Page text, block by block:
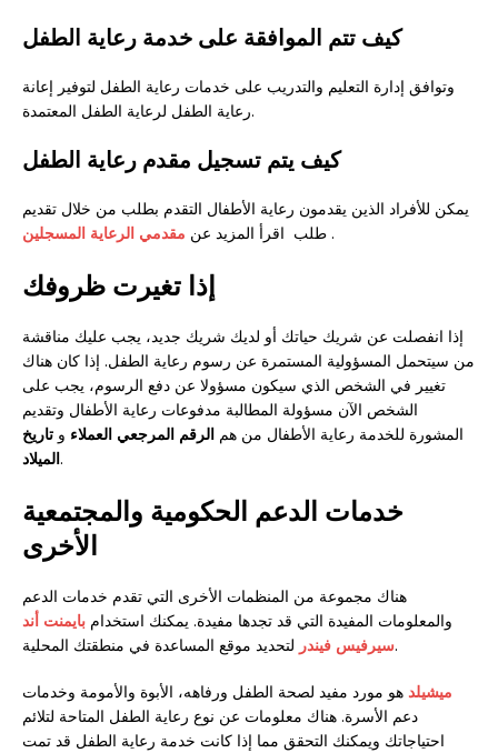
كيف تتم الموافقة على خدمة رعاية الطفل
وتوافق إدارة التعليم والتدريب على خدمات رعاية الطفل لتوفير إعانة
رعاية الطفل لرعاية الطفل المعتمدة.
كيف يتم تسجيل مقدم رعاية الطفل
يمكن للأفراد الذين يقدمون رعاية الأطفال التقدم بطلب من خلال تقديم
طلب اقرأ المزيد عن مقدمي الرعاية المسجلين .
إذا تغيرت ظروفك
إذا انفصلت عن شريك حياتك أو لديك شريك جديد، يجب عليك مناقشة
من سيتحمل المسؤولية المستمرة عن رسوم رعاية الطفل. إذا كان هناك
تغيير في الشخص الذي سيكون مسؤولا عن دفع الرسوم، يجب على
الشخص الآن مسؤولة المطالبة مدفوعات رعاية الأطفال وتقديم
المشورة للخدمة رعاية الأطفال من هم الرقم المرجعي العملاء و تاريخ
الميلاد.
خدمات الدعم الحكومية والمجتمعية
الأخرى
هناك مجموعة من المنظمات الأخرى التي تقدم خدمات الدعم
والمعلومات المفيدة التي قد تجدها مفيدة. يمكنك استخدام بايمنت أند
سيرفيس فيندرلتحديد موقع المساعدة في منطقتك المحلية.
ميشيلد هو مورد مفيد لصحة الطفل ورفاهه، الأبوة والأمومة وخدمات
دعم الأسرة. هناك معلومات عن نوع رعاية الطفل المتاحة لتلائم
احتياجاتك ويمكنك التحقق مما إذا كانت خدمة رعاية الطفل قد تمت